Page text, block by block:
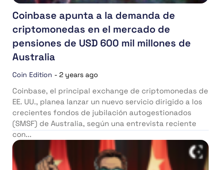
Coinbase apunta a la demanda de
criptomonedas en el mercado de
pensiones de USD 600 mil millones de
Australia
Coin Edition - 2 years ago
Coinbase, el principal exchange de criptomonedas de
EE. UU., planea lanzar un nuevo servicio dirigido a los
crecientes fondos de jubilación autogestionados
(SMSF) de Australia, según una entrevista reciente
con...